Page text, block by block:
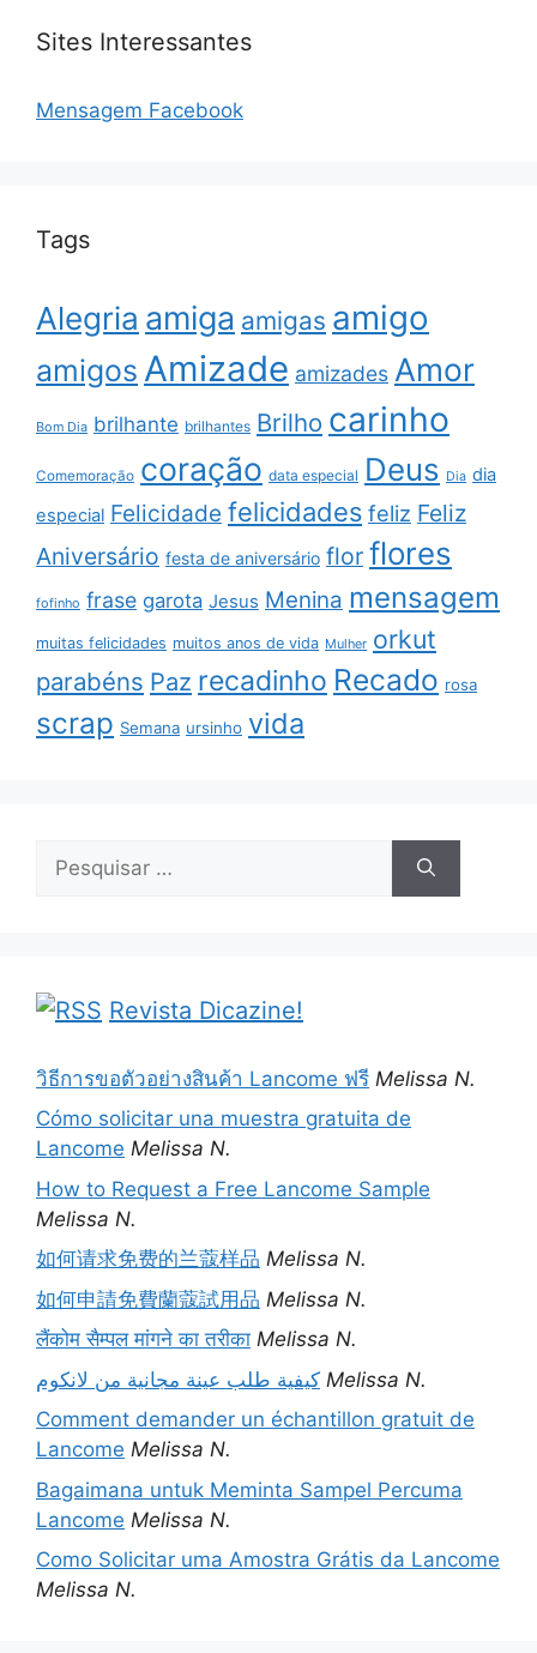
Sites Interessantes
Mensagem Facebook
Tags
Alegria amiga amigas amigo
amigos Amizade amizades Amor
Bom Dia brilhante brilhantes Brilho carinho
Comemoração coração data especial Deus Dia dia
especial Felicidade felicidades feliz Feliz
Aniversário festa de aniversário flor flores
fofinho frase garota Jesus Menina mensagem
muitas felicidades muitos anos de vida Mulher orkut
parabéns Paz recadinho Recado rosa
scrap Semana ursinho vida
por:
Revista Dicazine!
วิธีการขอตัวอย่างสินค้า Lancome ฟรี Melissa N.
Cómo solicitar una muestra gratuita de
Lancome Melissa N.
How to Request a Free Lancome Sample
Melissa N.
如何请求免费的兰蔻样品 Melissa N.
如何申請免費蘭蔻試用品 Melissa N.
लैंकोम सैम्पल मांगने का तरीका Melissa N.
كيفية طلب عينة مجانية من لانكوم Melissa N.
Comment demander un échantillon gratuit de
Lancome Melissa N.
Bagaimana untuk Meminta Sampel Percuma
Lancome Melissa N.
Como Solicitar uma Amostra Grátis da Lancome
Melissa N.